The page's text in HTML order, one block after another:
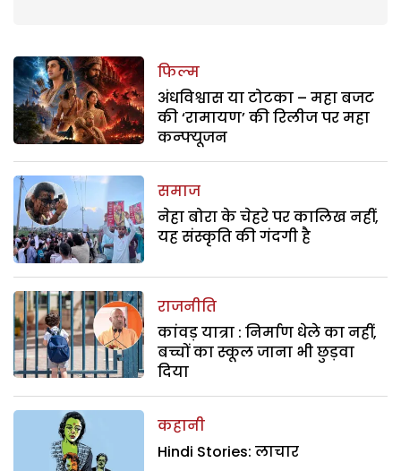
फिल्म
अंधविश्वास या टोटका – महा बजट
की ‘रामायण’ की रिलीज पर महा
कन्फ्यूजन
समाज
नेहा बोरा के चेहरे पर कालिख नहीं,
यह संस्कृति की गंदगी है
राजनीति
कांवड़ यात्रा : निर्माण धेले का नहीं,
बच्चों का स्कूल जाना भी छुड़वा
दिया
कहानी
Hindi Stories: लाचार